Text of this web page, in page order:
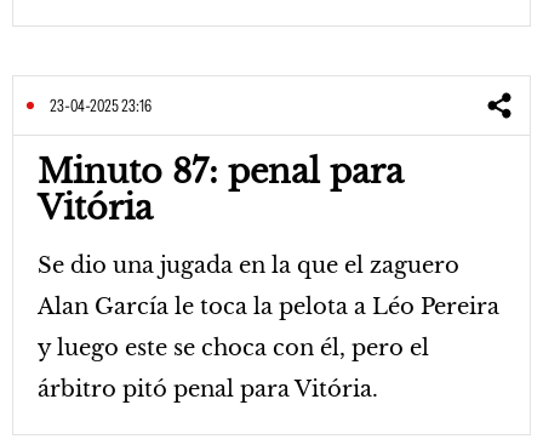
23-04-2025 23:16
Minuto 87: penal para
Vitória
Se dio una jugada en la que el zaguero
Alan García le toca la pelota a Léo Pereira
y luego este se choca con él, pero el
árbitro pitó penal para Vitória.